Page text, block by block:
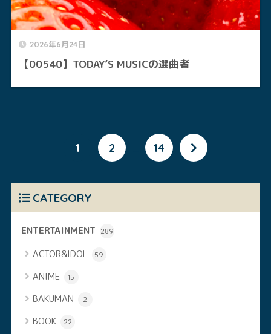
2026年6月24日
【00540】TODAY’S MUSICの選曲者
1 2 14
CATEGORY
ENTERTAINMENT 289
ACTOR&IDOL 59
ANIME 15
BAKUMAN 2
BOOK 22